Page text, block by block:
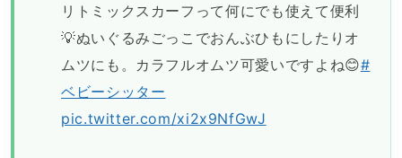
リトミックスカーフって何にでも使えて便利
💡ぬいぐるみごっこでおんぶひもにしたりオ
ムツにも。カラフルオムツ可愛いですよね😊#
ベビーシッター
pic.twitter.com/xi2x9NfGwJ